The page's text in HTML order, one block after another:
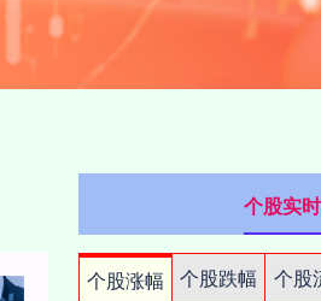
个股实
个股涨幅 个股跌幅 个股